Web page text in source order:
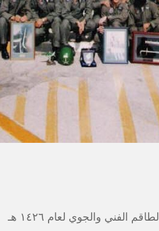
الطاقم الفني والجوي لعام ١٤٢٦ هـ